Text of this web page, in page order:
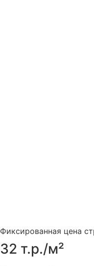
Фиксированная цена
32 т.р./м²